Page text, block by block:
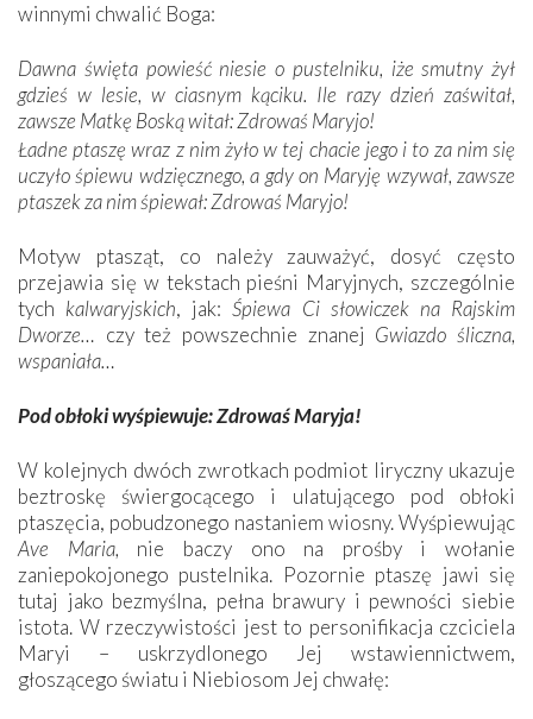
winnymi chwalić Boga:
Dawna święta powieść niesie o pustelniku, iże smutny żył
gdzieś w lesie, w ciasnym kąciku. Ile razy dzień zaświtał,
zawsze Matkę Boską witał: Zdrowaś Maryjo!
Ładne ptaszę wraz z nim żyło w tej chacie jego i to za nim się
uczyło śpiewu wdzięcznego, a gdy on Maryję wzywał, zawsze
ptaszek za nim śpiewał: Zdrowaś Maryjo!
Motyw ptasząt, co należy zauważyć, dosyć często
przejawia się w tekstach pieśni Maryjnych, szczególnie
tych kalwaryjskich, jak:Śpiewa Ci słowiczek na Rajskim
Dworze… czy też powszechnie znanej Gwiazdo śliczna,
wspaniała…
Pod obłoki wyśpiewuje: Zdrowaś Maryja!
W kolejnych dwóch zwrotkach podmiot liryczny ukazuje
beztroskę świergocącego i ulatującego pod obłoki
ptaszęcia, pobudzonego nastaniem wiosny. Wyśpiewując
Ave Maria, nie baczy ono na prośby i wołanie
zaniepokojonego pustelnika. Pozornie ptaszę jawi się
tutaj jako bezmyślna, pełna brawury i pewności siebie
istota. W rzeczywistości jest to personifikacja czciciela
Maryi – uskrzydlonego Jej wstawiennictwem,
głoszącego światu i Niebiosom Jej chwałę: